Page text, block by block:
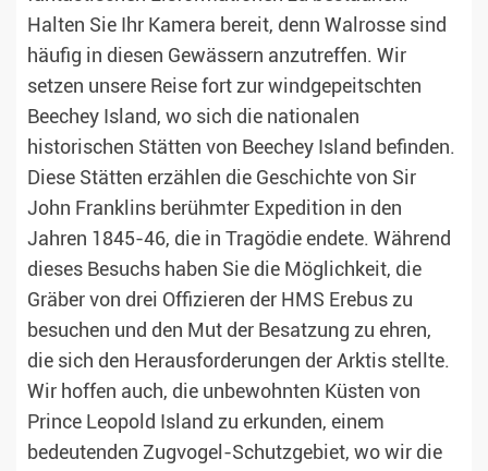
Halten Sie Ihr Kamera bereit, denn Walrosse sind
häufig in diesen Gewässern anzutreffen. Wir
setzen unsere Reise fort zur windgepeitschten
Beechey Island, wo sich die nationalen
historischen Stätten von Beechey Island befinden.
Diese Stätten erzählen die Geschichte von Sir
John Franklins berühmter Expedition in den
Jahren 1845-46, die in Tragödie endete. Während
dieses Besuchs haben Sie die Möglichkeit, die
Gräber von drei Offizieren der HMS Erebus zu
besuchen und den Mut der Besatzung zu ehren,
die sich den Herausforderungen der Arktis stellte.
Wir hoffen auch, die unbewohnten Küsten von
Prince Leopold Island zu erkunden, einem
bedeutenden Zugvogel-Schutzgebiet, wo wir die